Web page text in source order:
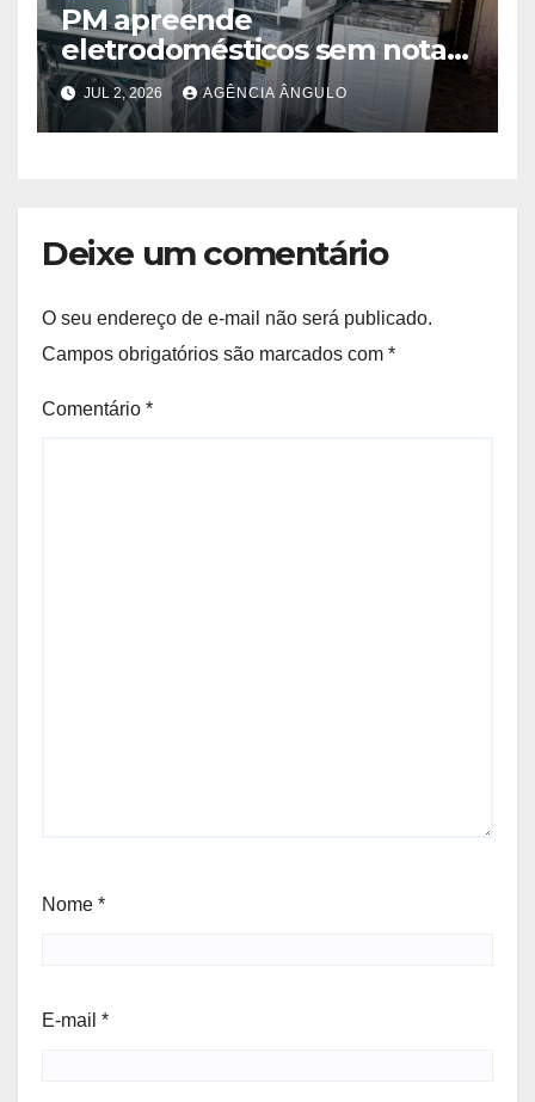
PM apreende
eletrodomésticos sem nota e
cerca de 1 kg de maconha
em Poá
JUL 2, 2026 AGÊNCIA ÂNGULO
Deixe um comentário
O seu endereço de e-mail não será publicado.
Campos obrigatórios são marcados com *
Comentário *
Nome *
E-mail *